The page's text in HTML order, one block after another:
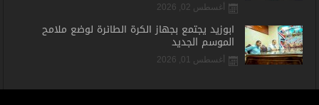
أغسطس 02, 2026
أبوزيد يجتمع بجهاز الكرة الطائرة لوضع ملامح
الموسم الجديد
أغسطس 01, 2026